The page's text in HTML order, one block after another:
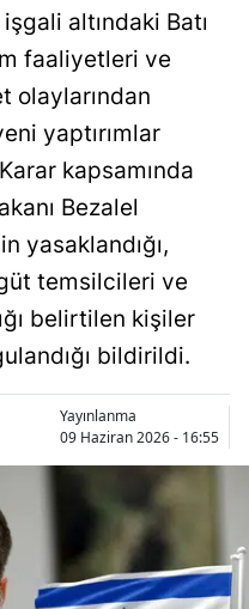
Aydın
Bilecik
Bingöl
Bolu
Burdur
Çankırı
Denizli
altındaki Batı
faaliyetleri ve
olaylarından
yaptırımlar
kapsamında
Bezalel
yasaklandığı,
temsilcileri ve
belirtilen kişiler
bildirildi.
Yayınlanma
09 Haziran 2026 - 16:55